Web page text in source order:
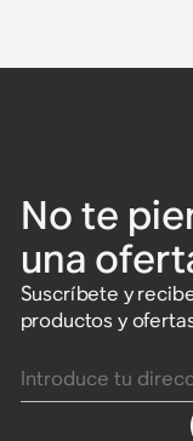
No te
una
Suscríbete y
productos y